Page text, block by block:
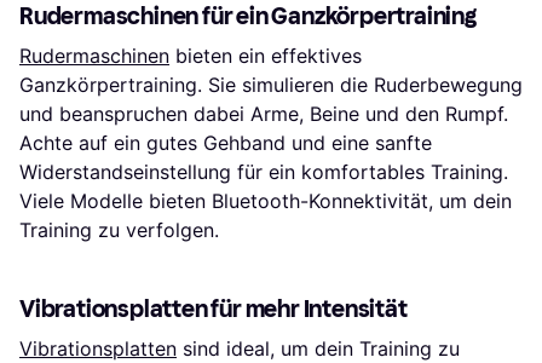
Rudermaschinen für ein Ganzkörpertraining
Rudermaschinen bieten ein effektives
Ganzkörpertraining. Sie simulieren die Ruderbewegung
und beanspruchen dabei Arme, Beine und den Rumpf.
Achte auf ein gutes Gehband und eine sanfte
Widerstandseinstellung für ein komfortables Training.
Viele Modelle bieten Bluetooth-Konnektivität, um dein
Training zu verfolgen.
Vibrationsplatten für mehr Intensität
Vibrationsplatten sind ideal, um dein Training zu